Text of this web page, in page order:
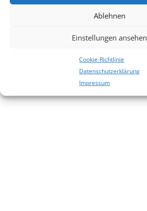
Ablehnen
Einstellungen ansehen
Cookie-Richtlinie
Datenschutzerklärung
Impressum